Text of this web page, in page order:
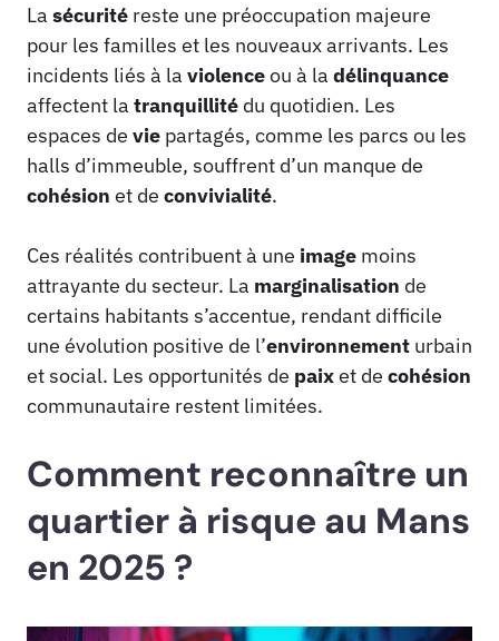
La sécurité reste une préoccupation majeure
pour les familles et les nouveaux arrivants. Les
incidents liés à la violenceou à la délinquance
affectent la tranquillité du quotidien. Les
espaces de vie partagés, comme les parcs ou les
halls d’immeuble, souffrent d’un manque de
cohésion et de convivialité.
Ces réalités contribuent à une image moins
attrayante du secteur. La marginalisation de
certains habitants s’accentue, rendant difficile
une évolution positive de l’environnement urbain
et social. Les opportunités de paixet de cohésion
communautaire restent limitées.
Comment reconnaître un
quartier à risque au Mans
en 2025 ?